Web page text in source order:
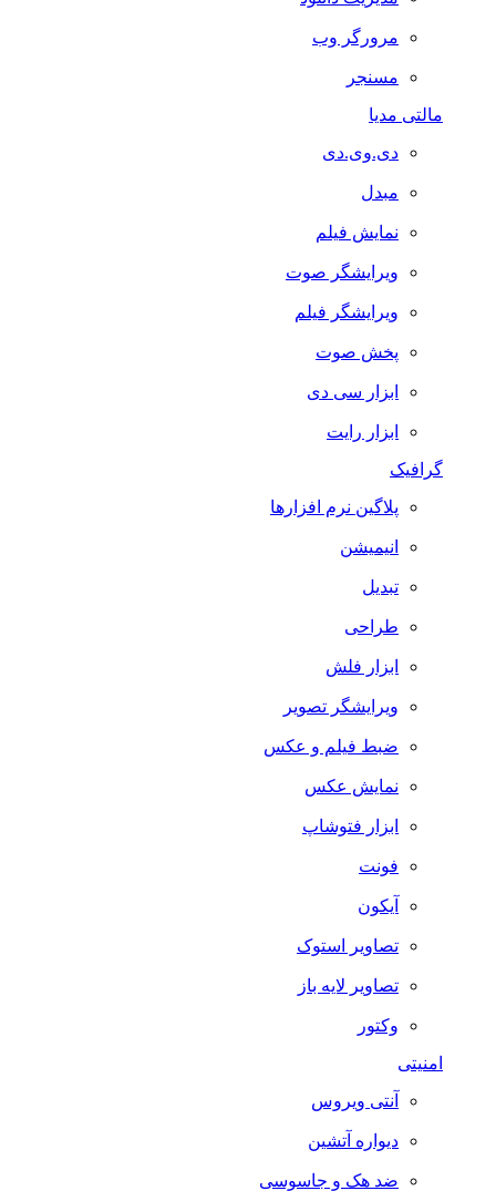
مرورگر وب
مسنجر
مالتی مدیا
دی.وی.دی
مبدل
نمایش فیلم
ویرایشگر صوت
ویرایشگر فیلم
پخش صوت
ابزار سی دی
ابزار رایت
گرافیک
پلاگین نرم افزارها
انیمیشن
تبدیل
طراحی
ابزار فلش
ویرایشگر تصویر
ضبط فيلم و عكس
نمایش عکس
ابزار فتوشاپ
فونت
آیکون
تصاویر استوک
تصاویر لایه باز
وکتور
امنیتی
آنتی ویروس
دیواره آتشین
ضد هک و جاسوسی